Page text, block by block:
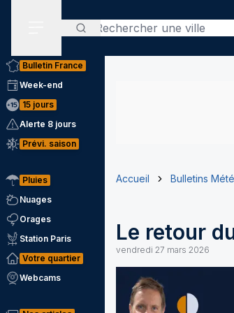
Rechercher
Bulletin France
Week-end
15 jours
Alerte 8 jours
Prévi. saison
Pluies
Nuages
Orages
Station Paris
Votre quartier
Webcams
Accueil Bulletins
Le retour
vendredi 27 mars 2026